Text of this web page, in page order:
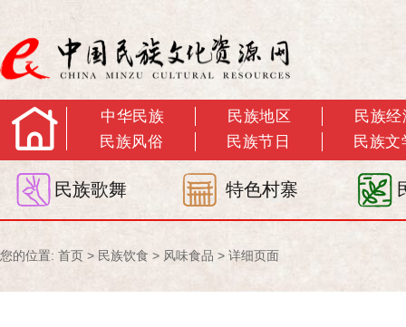
中华民族 民族地区
民族经
民族风俗
民族节日 民族文
民族歌舞 特色村寨
您的位置: 首页 > 民族饮食 > 风味食品 > 详细页面